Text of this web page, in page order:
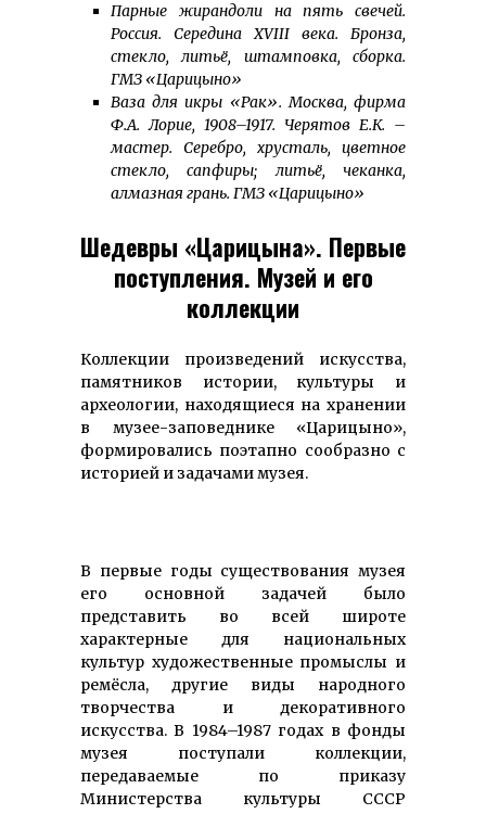
Парные жирандоли на пять свечей.
Россия. Середина XVIII века. Бронза,
стекло, литьё, штамповка, сборка.
ГМЗ «Царицыно»
Ваза для икры «Рак». Москва, фирма
Ф.А. Лорие, 1908–1917. Черятов Е.К. –
мастер. Серебро, хрусталь, цветное
стекло, сапфиры; литьё, чеканка,
алмазная грань. ГМЗ «Царицыно»
Шедевры «Царицына». Первые
поступления. Музей и его
коллекции
Коллекции произведений искусства,
памятников истории, культуры и
археологии, находящиеся на хранении
в музее-заповеднике «Царицыно»,
формировались поэтапно сообразно с
историей и задачами музея.
В первые годы существования музея
его основной задачей было
представить во всей широте
характерные для национальных
культур художественные промыслы и
ремёсла, другие виды народного
творчества и декоративного
искусства. В 1984–1987 годах в фонды
музея поступали коллекции,
передаваемые по приказу
Министерства культуры СССР